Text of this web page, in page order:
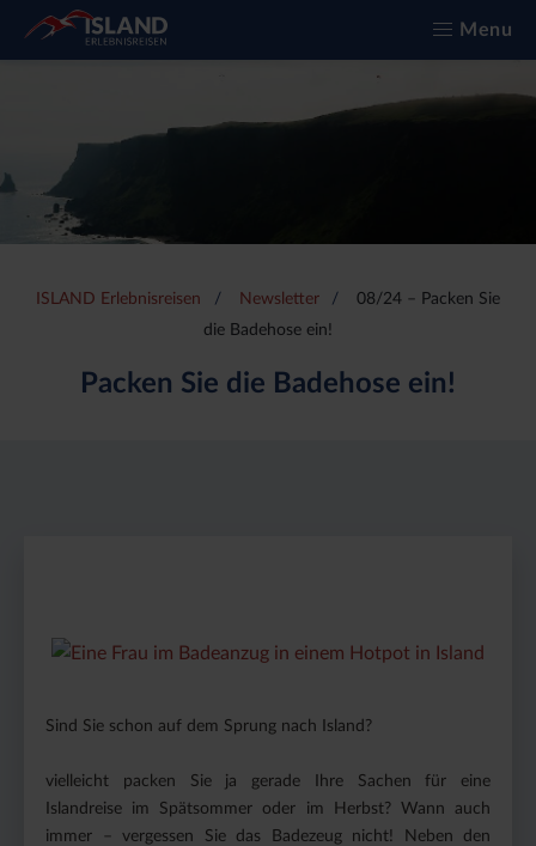
Menu
ISLAND Erlebnisreisen Newsletter
08/24 – Packen Sie
die Badehose ein!
Packen Sie die Badehose ein!
Sind Sie schon auf dem Sprung nach Island?
vielleicht packen Sie ja gerade Ihre Sachen für eine
Islandreise im Spätsommer oder im Herbst? Wann auch
immer – vergessen Sie das Badezeug nicht! Neben den